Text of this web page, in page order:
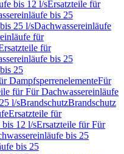
bis 12 l/sErsatzteile für
bis 25
25 l/sDachwassereinläufe
für
für
bis 25
25
DampfsperrenelementeFür
für Für Dachwassereinläufe
l/sBrandschutzBrandschutz
Ersatzteile für
bis 12 l/sErsatzteile für Für
bis 25
bis 25